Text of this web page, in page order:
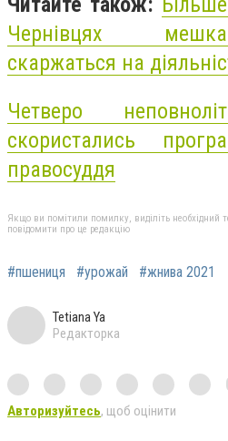
Чернівцях
скаржаться на
Четверо
скористались
правосуддя
Якщо ви помітили помилку, виділіть необхідний
повідомити про це редакцію
#пшениця #урожай #жнива 2021
Tetiana Ya
Редакторка
Авторизуйтесь, щоб оцінити